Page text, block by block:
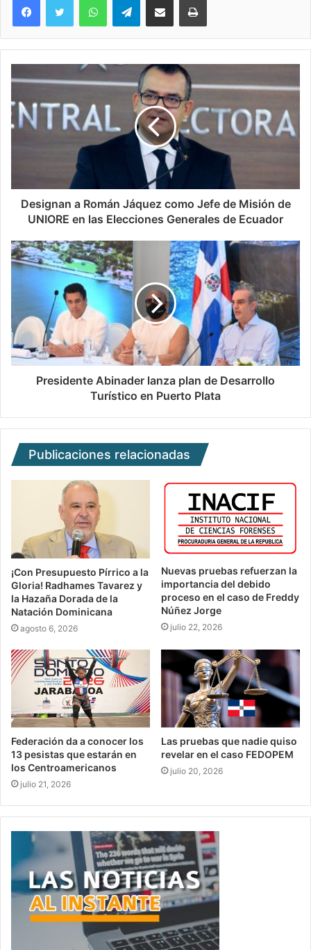
Designan a Román Jáquez como Jefe de Misión de
UNIORE en las Elecciones Generales de Ecuador
Presidente Abinader lanza plan de Desarrollo
Turístico en Puerto Plata
Publicaciones relacionadas
¡Con Presupuesto Pírrico a la
Gloria! Radhames Tavarez y
la Hazaña Dorada de la
Natación Dominicana
agosto 6, 2026
Nuevas pruebas refuerzan la
importancia del debido
proceso en el caso de Freddy
Núñez Jorge
julio 22, 2026
Federación da a conocer los
13 pesistas que estarán en
los Centroamericanos
julio 21, 2026
Las pruebas que nadie quiso
revelar en el caso FEDOPEM
julio 20, 2026